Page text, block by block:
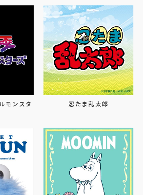
モンスタ
忍たま乱太郎